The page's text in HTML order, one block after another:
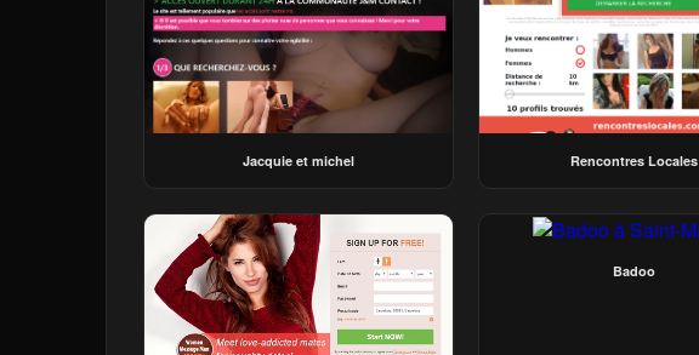
Jacquie et michel Rencontres Locales
Badoo